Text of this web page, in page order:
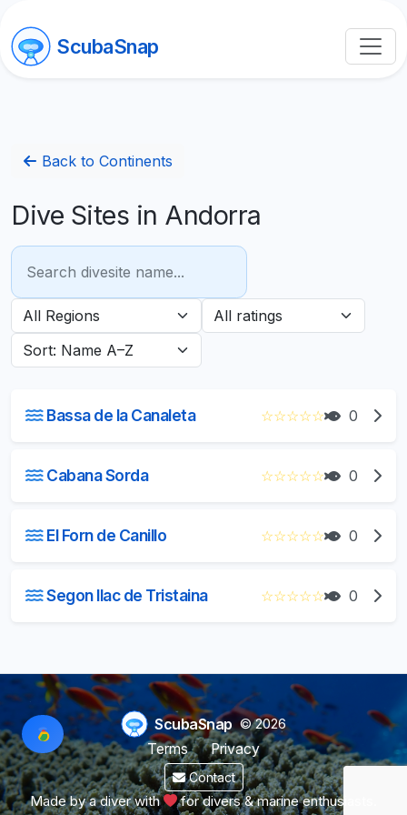
ScubaSnap
Back to Continents
Dive Sites in Andorra
Bassa de la Canaleta ☆☆☆☆☆ 0
Cabana Sorda ☆☆☆☆☆ 0
El Forn de Canillo ☆☆☆☆☆ 0
Segon llac de Tristaina ☆☆☆☆☆ 0
ScubaSnap © 2026
Terms
Privacy
Contact
Made by a diver with for divers & marine enthusiasts.